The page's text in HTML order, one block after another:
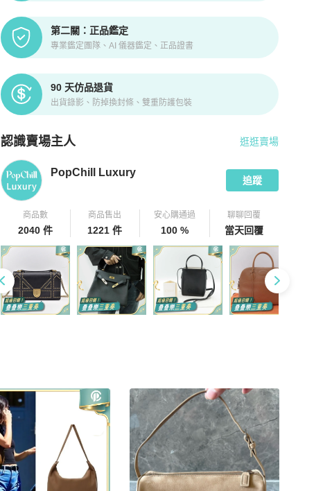
第二關：正品鑑定
專業鑑定團隊、AI 儀器鑑定、正品證書
90 天仿品退貨
出貨錄影、防掉換封條、雙重防護包裝
認識賣場主人
PopChill 拍拍圈嚴選賣家
逛逛賣場
PopChill Luxury
追蹤
商品數
2040 件
商品售出
1221 件
安心購通過
100 %
聊聊回覆
當天回覆